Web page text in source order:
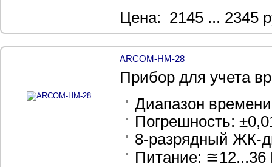
Цена: 2145 ... 2345
ARCOM-HM-28
Прибор для учета
Диапазон
Погрешность:
8-разрядный ЖК-
Питание: ≅12...36